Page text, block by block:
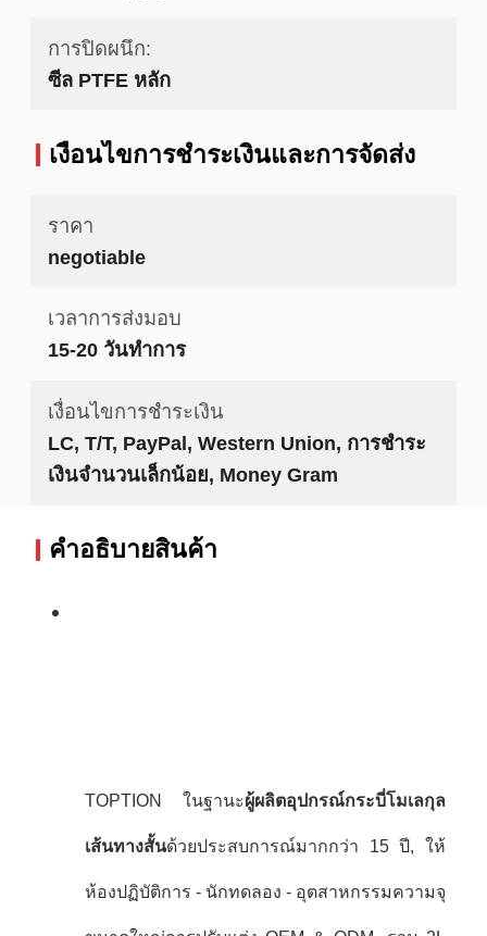
การปิดผนึก:
ซีล PTFE หลัก
เงื่อนไขการชําระเงินและการจัดส่ง
ราคา
negotiable
เวลาการส่งมอบ
15-20 วันทำการ
เงื่อนไขการชำระเงิน
LC, T/T, PayPal, Western Union, การชำระ
เงินจำนวนเล็กน้อย, Money Gram
คําอธิบายสินค้า
TOPTION ในฐานะผู้ผลิตอุปกรณ์กระบี่โมเลกุล
เส้นทางสั้นด้วยประสบการณ์มากกว่า 15 ปี, ให้
ห้องปฏิบัติการ - นักทดลอง - อุตสาหกรรมความจุ